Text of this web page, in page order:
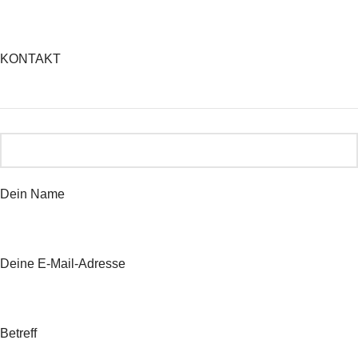
KONTAKT
Dein Name
Deine E-Mail-Adresse
Betreff